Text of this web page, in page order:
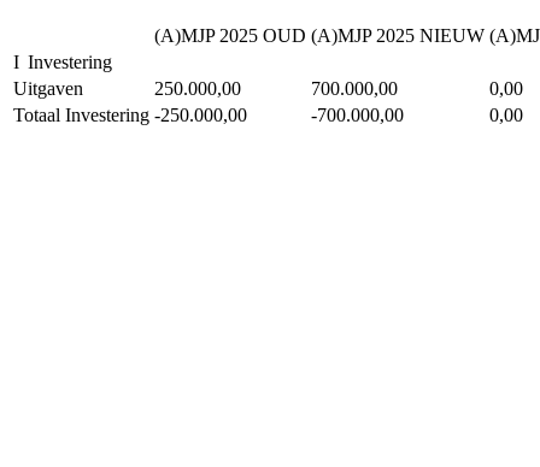
(A)MJP 2025 OUD (A)MJP 2025 NIEUW
I Investering
Uitgaven
250.000,00 700.000,00
0,00
Totaal Investering -250.000,00 -700.000,00 0,00